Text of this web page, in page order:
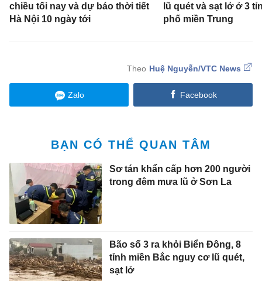
chiều tối nay và dự báo thời tiết
Hà Nội 10 ngày tới
lũ quét và sạt lở ở 3
phố miền Trung
Huệ Nguyễn/VTC News
Zalo Facebook
BẠN CÓ THỂ QUAN TÂM
Sơ tán khẩn cấp hơn 200 người
trong đêm mưa lũ ở Sơn La
Bão số 3 ra khỏi Biển Đông, 8
tỉnh miền Bắc nguy cơ lũ quét,
sạt lở